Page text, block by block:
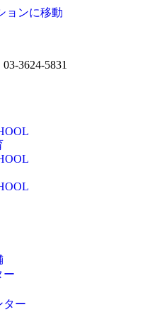
ョンに移動
03-3624-5831
ー
ター